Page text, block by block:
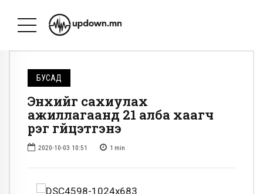
БУСАД
Энхийг сахиулах
ажиллагаанд 21 алба хаагч
үүрэг гүйцэтгэнэ
2020-10-03 10:51 1 min